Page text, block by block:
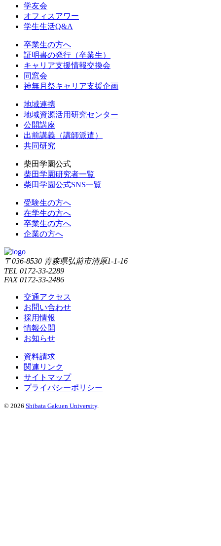
学友会
オフィスアワー
学生生活Q&A
卒業生の方へ
証明書の発行（卒業生）
キャリア支援情報交換会
同窓会
神無月祭キャリア支援企画
地域連携
地域資源活用研究センター
公開講座
出前講義（講師派遣）
共同研究
柴田学園公式
柴田学園研究者一覧
柴田学園公式SNS一覧
受験生の方へ
在学生の方へ
卒業生の方へ
企業の方へ
〒036-8530 青森県弘前市清原1-1-16
TEL 0172-33-2289
FAX 0172-33-2486
交通アクセス
お問い合わせ
採用情報
情報公開
お知らせ
資料請求
関連リンク
サイトマップ
プライバシーポリシー
© 2026 Shibata Gakuen University.